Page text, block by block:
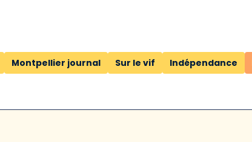
Montpellier journal Sur le vif Indépendance